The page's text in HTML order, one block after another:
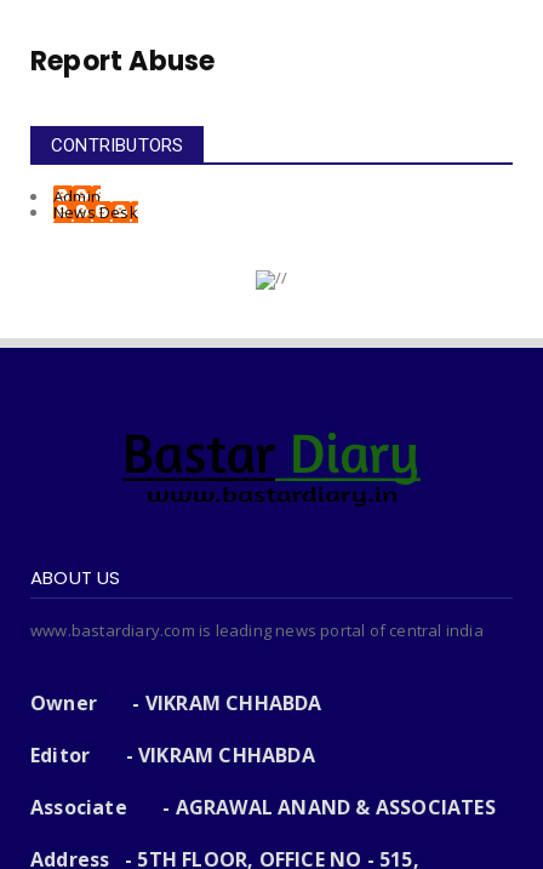
Report Abuse
CONTRIBUTORS
Admin
News Desk
ABOUT US
www.bastardiary.com is leading news portal of central india
Owner - VIKRAM CHHABDA
Editor - VIKRAM CHHABDA
Associate - AGRAWAL ANAND & ASSOCIATES
Address - 5TH FLOOR, OFFICE NO - 515,